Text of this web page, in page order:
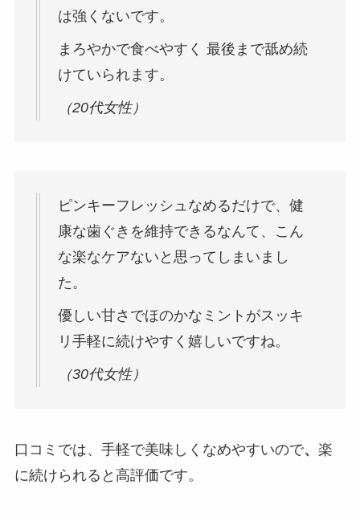
は強くないです。
まろやかで食べやすく 最後まで舐め続
けていられます。
（20代女性）
ピンキーフレッシュ なめるだけで、健
康な歯ぐきを維持できるなんて、こん
な楽なケアないと思ってしまいまし
た。
優しい甘さでほのかなミントがスッキ
リ手軽に続けやすく嬉しいですね。
（30代女性）
口コミでは、手軽で美味しくなめやすいので、 楽
に続けられると高評価です。